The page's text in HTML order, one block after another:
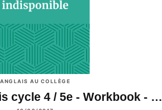
ANGLAIS AU COLLÈGE
cycle 4 / 5e - Workbook - …